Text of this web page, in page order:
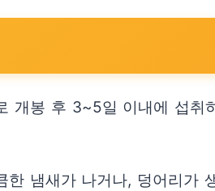
개봉 후 3~5일 이내에 섭취
냄새가 나거나, 덩어리가